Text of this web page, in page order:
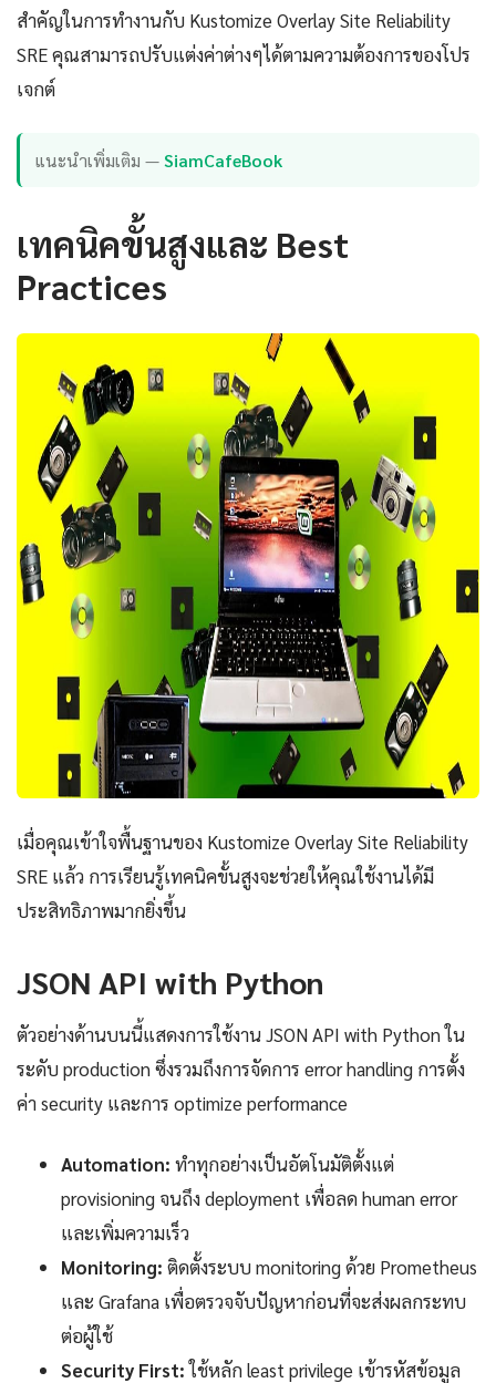
สำคัญในการทำงานกับ Kustomize Overlay Site Reliability
SRE คุณสามารถปรับแต่งค่าต่างๆได้ตามความต้องการของโปร
เจกต์
แนะนำเพิ่มเติม —SiamCafeBook
เทคนิคขั้นสูงและ Best
Practices
เมื่อคุณเข้าใจพื้นฐานของ Kustomize Overlay Site Reliability
SRE แล้ว การเรียนรู้เทคนิคขั้นสูงจะช่วยให้คุณใช้งานได้มี
ประสิทธิภาพมากยิ่งขึ้น
JSON API with Python
ตัวอย่างด้านบนนี้แสดงการใช้งาน JSON API with Python ใน
ระดับ production ซึ่งรวมถึงการจัดการ error handling การตั้ง
ค่า security และการ optimize performance
Automation: ทำทุกอย่างเป็นอัตโนมัติตั้งแต่
provisioning จนถึง deployment เพื่อลด human error
และเพิ่มความเร็ว
Monitoring: ติดตั้งระบบ monitoring ด้วย Prometheus
และ Grafana เพื่อตรวจจับปัญหาก่อนที่จะส่งผลกระทบ
ต่อผู้ใช้
Security First:ใช้หลัก least privilege เข้ารหัสข้อมูล